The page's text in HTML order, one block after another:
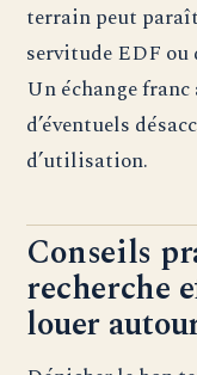
terrain peut
servitude EDF ou
Un échange
d’éventuels
d’utilisation.
Conseils
recherche
louer